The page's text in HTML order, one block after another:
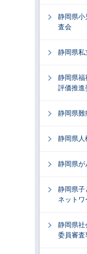
静岡県小
査会
静岡県私
静岡県福
評価推進
静岡県難
静岡県人
静岡県が
静岡県子
ネットワ
静岡県社
委員審査